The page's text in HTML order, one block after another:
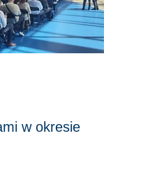
w okresie